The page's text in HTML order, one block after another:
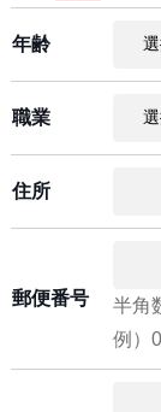
年齢
職業
住所
郵便番号
半角
例）